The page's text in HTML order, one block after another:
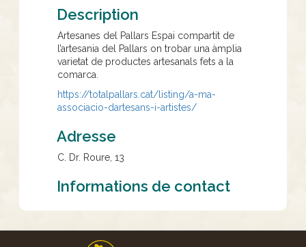
Description
Artesanes del Pallars Espai compartit de
l’artesania del Pallars on trobar una àmplia
varietat de productes artesanals fets a la
comarca.
https://totalpallars.cat/ listing/a-ma-
associacio-dartesans-i-artistes/
Adresse
C. Dr. Roure, 13
Informations de contact